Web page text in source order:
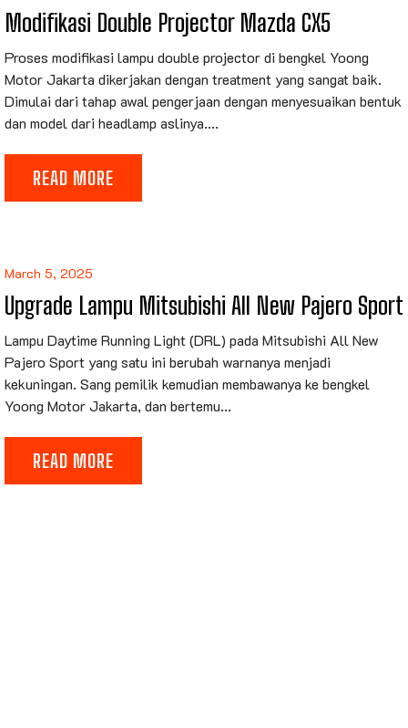
Modifikasi Double Projector Mazda CX5
Proses modifikasi lampu double projector di bengkel Yoong
Motor Jakarta dikerjakan dengan treatment yang sangat baik.
Dimulai dari tahap awal pengerjaan dengan menyesuaikan bentuk
dan model dari headlamp aslinya....
READ MORE
March 5, 2025
Upgrade Lampu Mitsubishi All New Pajero Sport
Lampu Daytime Running Light (DRL) pada Mitsubishi All New
Pajero Sport yang satu ini berubah warnanya menjadi
kekuningan. Sang pemilik kemudian membawanya ke bengkel
Yoong Motor Jakarta, dan bertemu...
READ MORE